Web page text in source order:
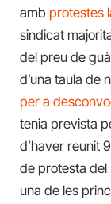
amb protestes
sindicat
del preu de
d’una taula de
per a
tenia prevista
d’haver reunit
de protesta del
una de les